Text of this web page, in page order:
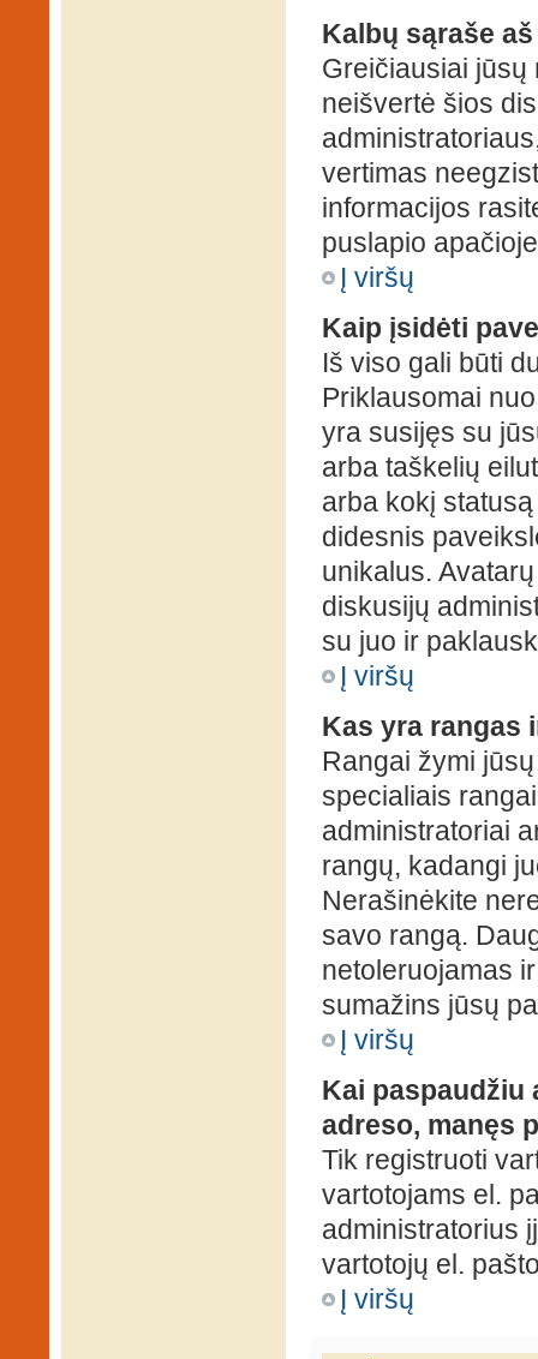
Kalbų sąraše
Greičiausiai jūsų
neišvertė šios
vertimas
informacijos
puslapio
Į viršų
Kaip įsidėti
Iš viso gali būti
Priklausomai
yra susijęs su
arba taškelių
arba kokį
didesnis
unikalus.
diskusijų
su juo ir
Į viršų
Kas yra rangas
Rangai žymi
specialiais
administratoriai
rangų, kadangi
Nerašinėkite
savo rangą.
netoleruojamas
sumažins jūsų
Į viršų
Kai
adreso, manęs
Tik registruoti
vartotojams el.
administratorius
vartotojų el.
Į viršų